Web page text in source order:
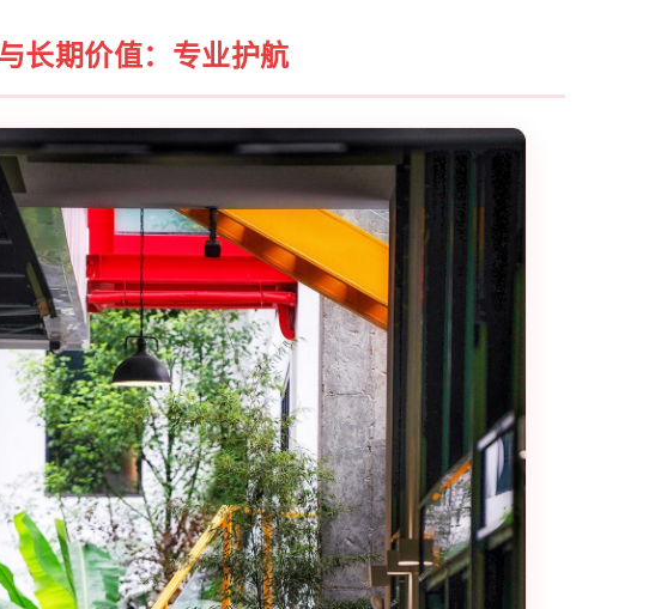
长期价值：专业护航